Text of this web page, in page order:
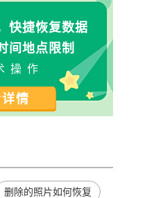
快捷恢复数据
间地点限制
操作
情
删除的照片如何恢复